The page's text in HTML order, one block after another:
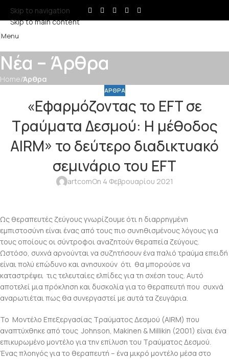
Skip to navigation
Skip to main content
Menu
Νέα – Άρθρα
Home/Άρθρα
ΆΡΘΡΑ
«Εφαρμόζοντας το EFT σε
Τραύματα Δεσμού: Η μέθοδος
AIRM» το δεύτερο διαδικτυακό
σεμινάριο του EFT
artcomOn 4 Φεβρουαρίου 2021
Ως θεραπευτές ζεύγους γνωρίζουμε ότι η διαρρηγμένη
εμπιστοσύνη είναι ένας από τους πιο συνηθισμένους λόγους για
τους οποίους οι σύντροφοι αναζητούν θεραπεία ζεύγους.
Ωστόσο, συχνά αρνούνται να συζητήσουν ένα παλιό τραύμα επειδή
είναι πολύ επώδυνο και ανησυχούν ότι θα μπορούσε να
καταστρέψει τις τελευταίες ελπίδες για τη σχέση τους. Αυτό
αποτελεί μια πρόκληση και δυσκολία για το θεραπευτή που συχνά
αναρωτιέται πως θα συνεργαστεί με αυτά τα ζευγάρια.
Το Μοντέλο Επεξεργασίας Τραύματος Δεσμού (AIRM) που
αναπτύχθηκε από τους Johnson, Makinen & Millikin (2001) είναι ένα
επικυρωμένο μοντέλο για την επίλυση του Τραύματος Δεσμού.
Ένας πλοηγός για το θεραπευτή – ένα μικρό μοντέλο μέσα στο